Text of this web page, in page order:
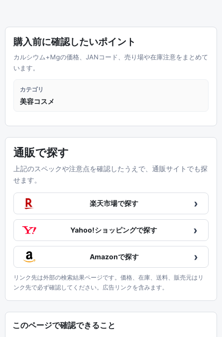
購入前に確認したいポイント
カルシウム+Mgの価格、JANコード、売り場や在庫注意をまとめて
います。
カテゴリ
美容コスメ
通販で探す
上記のスペックや注意点を確認したうえで、通販サイトでも探
せます。
楽天市場で探す ›
Yahoo!ショッピングで探す ›
Amazonで探す ›
リンク先は外部の検索結果ページです。価格、在庫、送料、販売元はリ
ンク先で必ず確認してください。広告リンクを含みます。
このページで確認できること